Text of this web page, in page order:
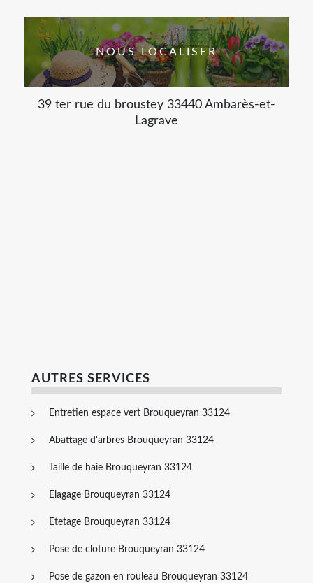
NOUS LOCALISER
39 ter rue du broustey 33440 Ambarès-et-
Lagrave
AUTRES SERVICES
Entretien espace vert Brouqueyran 33124
Abattage d'arbres Brouqueyran 33124
Taille de haie Brouqueyran 33124
Elagage Brouqueyran 33124
Etetage Brouqueyran 33124
Pose de cloture Brouqueyran 33124
Pose de gazon en rouleau Brouqueyran 33124